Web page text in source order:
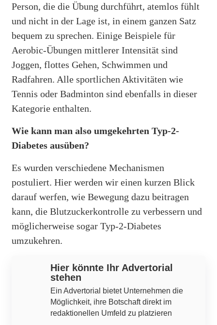
Person, die die Übung durchführt, atemlos fühlt
und nicht in der Lage ist, in einem ganzen Satz
bequem zu sprechen. Einige Beispiele für
Aerobic-Übungen mittlerer Intensität sind
Joggen, flottes Gehen, Schwimmen und
Radfahren. Alle sportlichen Aktivitäten wie
Tennis oder Badminton sind ebenfalls in dieser
Kategorie enthalten.
Wie kann man also umgekehrten Typ-2-
Diabetes ausüben?
Es wurden verschiedene Mechanismen
postuliert. Hier werden wir einen kurzen Blick
darauf werfen, wie Bewegung dazu beitragen
kann, die Blutzuckerkontrolle zu verbessern und
möglicherweise sogar Typ-2-Diabetes
umzukehren.
Hier könnte Ihr Advertorial
stehen
Ein Advertorial bietet Unternehmen die
Möglichkeit, ihre Botschaft direkt im
redaktionellen Umfeld zu platzieren